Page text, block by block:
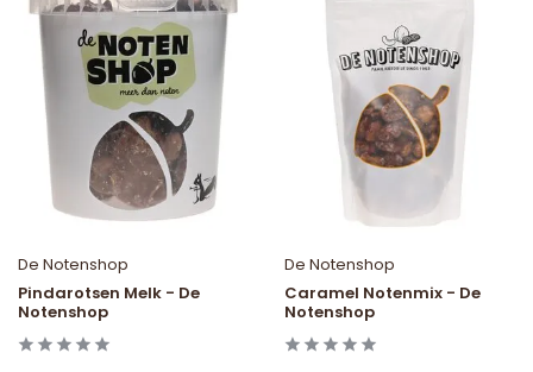
De Notenshop
Pindarotsen Melk - De
Notenshop
De Notenshop
Caramel Notenmix - De
Notenshop